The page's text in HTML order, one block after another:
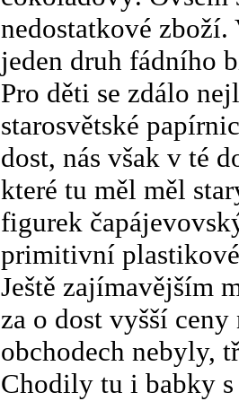
nedostatkové
jeden druh fádního
Pro děti se zdálo
starosvětské
dost, nás však v té
které tu měl měl
figurek
primitivní
Ještě zajímavějším
za o dost vyšší
obchodech nebyly,
Chodily tu i babky